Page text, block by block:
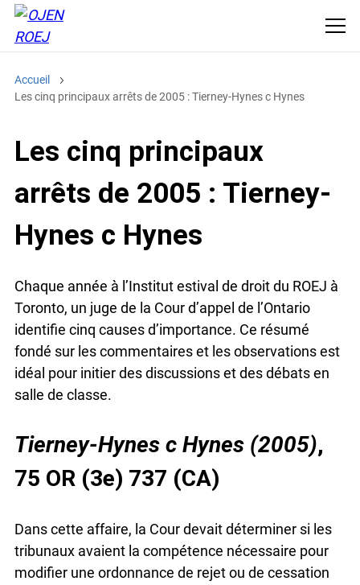
Accueil
Les cinq principaux arrêts de 2005 : Tierney-Hynes c Hynes
Les cinq principaux
arrêts de 2005 : Tierney-
Hynes c Hynes
Chaque année à l’Institut estival de droit du ROEJ à
Toronto, un juge de la Cour d’appel de l’Ontario
identifie cinq causes d’importance. Ce résumé
fondé sur les commentaires et les observations est
idéal pour initier des discussions et des débats en
salle de classe.
Tierney-Hynes c Hynes (2005),
75 OR (3e) 737 (CA)
Dans cette affaire, la Cour devait déterminer si les
tribunaux avaient la compétence nécessaire pour
modifier une ordonnance de rejet ou de cessation